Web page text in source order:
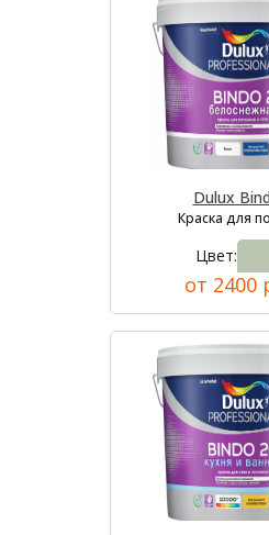
Dulux
Краска для
Цвет:
от 2400